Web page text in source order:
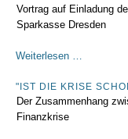
Vortrag auf Einladung
Sparkasse Dresden
Weiterlesen …
der
Börsianer
"IST DIE KRISE
Der Zusammenhang
Finanzkrise